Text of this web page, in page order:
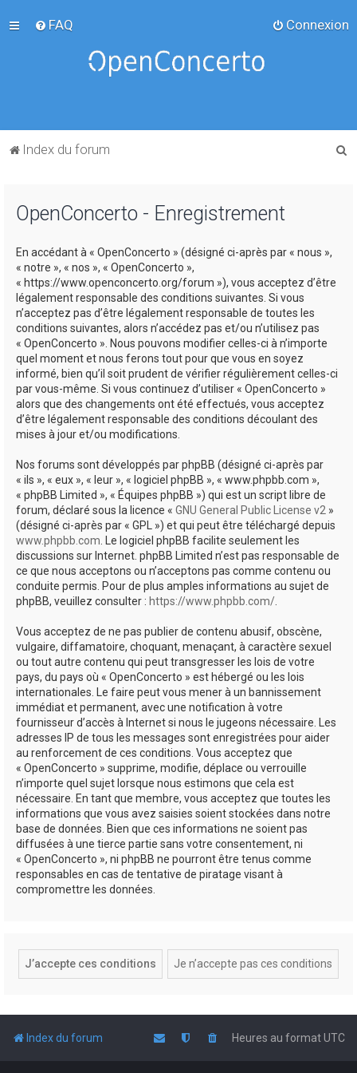
FAQ Connexion
Index du forum
OpenConcerto - Enregistrement
En accédant à « OpenConcerto » (désigné ci-après par « nous »,
« notre », « nos », « OpenConcerto »,
« https://www.openconcerto.org/forum »), vous acceptez d’être
légalement responsable des conditions suivantes. Si vous
n’acceptez pas d’être légalement responsable de toutes les
conditions suivantes, alors n’accédez pas et/ou n’utilisez pas
« OpenConcerto ». Nous pouvons modifier celles-ci à n’importe
quel moment et nous ferons tout pour que vous en soyez
informé, bien qu’il soit prudent de vérifier régulièrement celles-ci
par vous-même. Si vous continuez d’utiliser « OpenConcerto »
alors que des changements ont été effectués, vous acceptez
d’être légalement responsable des conditions découlant des
mises à jour et/ou modifications.
Nos forums sont développés par phpBB (désigné ci-après par
« ils », « eux », « leur », « logiciel phpBB », « www.phpbb.com »,
« phpBB Limited », « Équipes phpBB ») qui est un script libre de
forum, déclaré sous la licence « GNU General Public License v2 »
(désigné ci-après par « GPL ») et qui peut être téléchargé depuis
www.phpbb.com. Le logiciel phpBB facilite seulement les
discussions sur Internet. phpBB Limited n’est pas responsable de
ce que nous acceptons ou n’acceptons pas comme contenu ou
conduite permis. Pour de plus amples informations au sujet de
phpBB, veuillez consulter : https://www.phpbb.com/.
Vous acceptez de ne pas publier de contenu abusif, obscène,
vulgaire, diffamatoire, choquant, menaçant, à caractère sexuel
ou tout autre contenu qui peut transgresser les lois de votre
pays, du pays où « OpenConcerto » est hébergé ou les lois
internationales. Le faire peut vous mener à un bannissement
immédiat et permanent, avec une notification à votre
fournisseur d’accès à Internet si nous le jugeons nécessaire. Les
adresses IP de tous les messages sont enregistrées pour aider
au renforcement de ces conditions. Vous acceptez que
« OpenConcerto » supprime, modifie, déplace ou verrouille
n’importe quel sujet lorsque nous estimons que cela est
nécessaire. En tant que membre, vous acceptez que toutes les
informations que vous avez saisies soient stockées dans notre
base de données. Bien que ces informations ne soient pas
diffusées à une tierce partie sans votre consentement, ni
« OpenConcerto », ni phpBB ne pourront être tenus comme
responsables en cas de tentative de piratage visant à
compromettre les données.
Index du forum Heures au formatUTC